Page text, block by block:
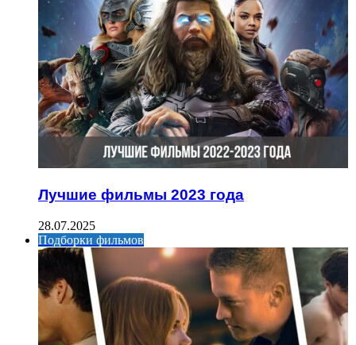
Лучшие фильмы 2023 года
28.07.2025
Подборки фильмов